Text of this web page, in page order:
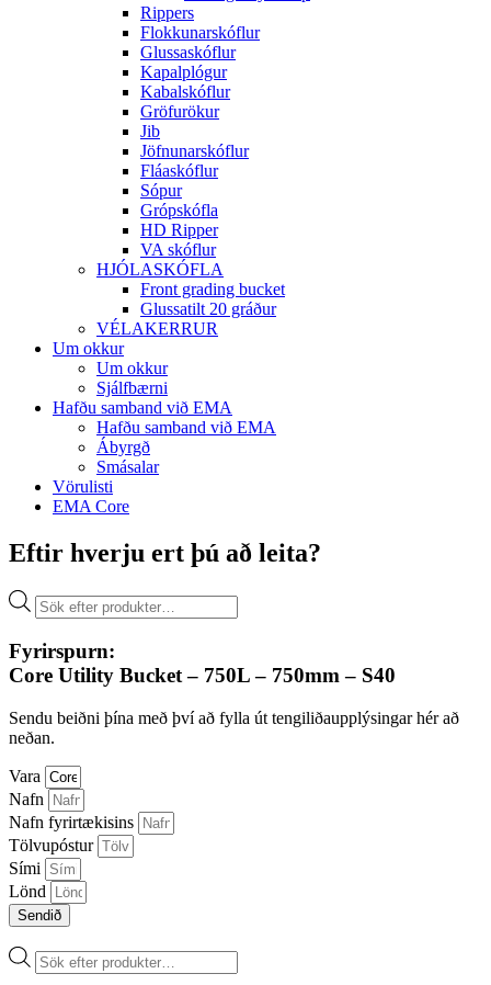
Rippers
Flokkunarskóflur
Glussaskóflur
Kapalplógur
Kabalskóflur
Gröfurökur
Jib
Jöfnunarskóflur
Fláaskóflur
Sópur
Grópskófla
HD Ripper
VA skóflur
HJÓLASKÓFLA
Front grading bucket
Glussatilt 20 gráður
VÉLAKERRUR
Um okkur
Um okkur
Sjálfbærni
Hafðu samband við EMA
Hafðu samband við EMA
Ábyrgð
Smásalar
Vörulisti
EMA Core
Eftir hverju ert þú að leita?
Products
search
Fyrirspurn:
Core Utility Bucket – 750L – 750mm – S40
Sendu beiðni þína með því að fylla út tengiliðaupplýsingar hér að
neðan.
Vara
Nafn
Nafn fyrirtækisins
Tölvupóstur
Sími
Lönd
Sendið
Products
search